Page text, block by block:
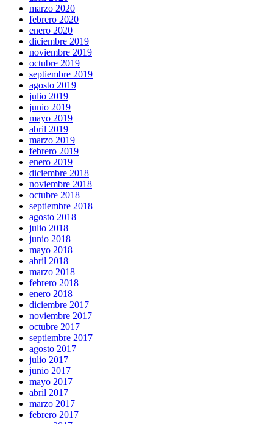
marzo 2020
febrero 2020
enero 2020
diciembre 2019
noviembre 2019
octubre 2019
septiembre 2019
agosto 2019
julio 2019
junio 2019
mayo 2019
abril 2019
marzo 2019
febrero 2019
enero 2019
diciembre 2018
noviembre 2018
octubre 2018
septiembre 2018
agosto 2018
julio 2018
junio 2018
mayo 2018
abril 2018
marzo 2018
febrero 2018
enero 2018
diciembre 2017
noviembre 2017
octubre 2017
septiembre 2017
agosto 2017
julio 2017
junio 2017
mayo 2017
abril 2017
marzo 2017
febrero 2017